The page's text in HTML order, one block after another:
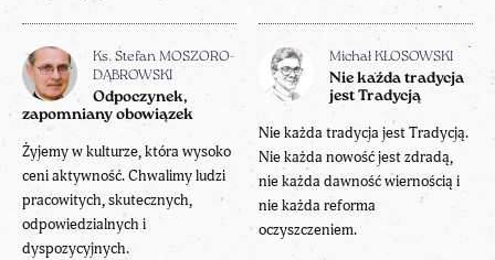
Ks. Stefan MOSZORO-
DĄBROWSKI
Odpoczynek,
zapomniany obowiązek
Żyjemy w kulturze, która wysoko
ceni aktywność. Chwalimy ludzi
pracowitych, skutecznych,
odpowiedzialnych i
dyspozycyjnych.
Michał KŁOSOWSKI
Nie każda tradycja
jest Tradycją
Nie każda tradycja jest Tradycją.
Nie każda nowość jest zdradą,
nie każda dawność wiernością i
nie każda reforma
oczyszczeniem.